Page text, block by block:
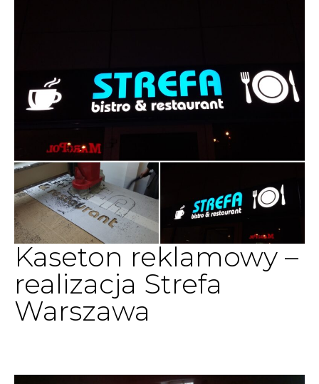
Kaseton reklamowy –
realizacja Strefa
Warszawa